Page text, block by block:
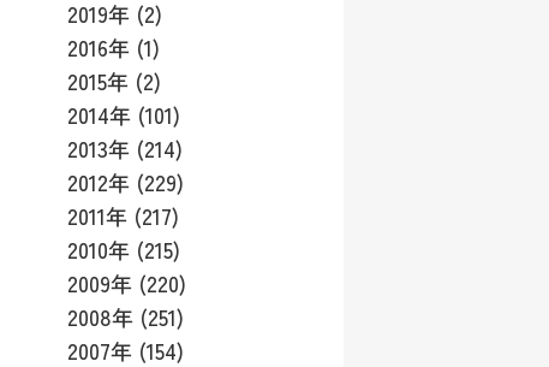
2019年 (2)
2016年 (1)
2015年 (2)
2014年 (101)
2013年 (214)
2012年 (229)
2011年 (217)
2010年 (215)
2009年 (220)
2008年 (251)
2007年 (154)